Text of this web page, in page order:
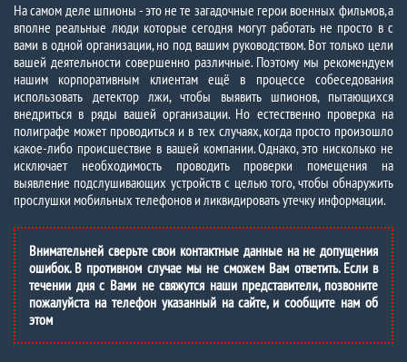
На самом деле шпионы - это не те загадочные герои военных фильмов, а
вполне реальные люди которые сегодня могут работать не просто в с
вами в одной организации, но под вашим руководством. Вот только цели
вашей деятельности совершенно различные. Поэтому мы рекомендуем
нашим корпоративным клиентам ещё в процессе собеседования
использовать детектор лжи, чтобы выявить шпионов, пытающихся
внедриться в ряды вашей организации. Но естественно проверка на
полиграфе может проводиться и в тех случаях, когда просто произошло
какое-либо происшествие в вашей компании. Однако, это нисколько не
исключает необходимость проводить проверки помещения на
выявление подслушивающих устройств с целью того, чтобы обнаружить
прослушки мобильных телефонов и ликвидировать утечку информации.
Внимательней сверьте свои контактные данные на не допущения
ошибок. В противном случае мы не сможем Вам ответить. Если в
течении дня с Вами не свяжутся наши представители, позвоните
пожалуйста на телефон указанный на сайте, и сообщите нам об
этом